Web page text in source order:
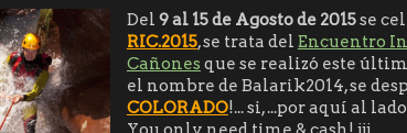
Del 9 al 15 de Agosto de 2015se
RIC.2015, se trata del Encuentro
Cañones que se realizó este
el nombre de Balarik2014, se
COLORADO!... si, ...por aquí al